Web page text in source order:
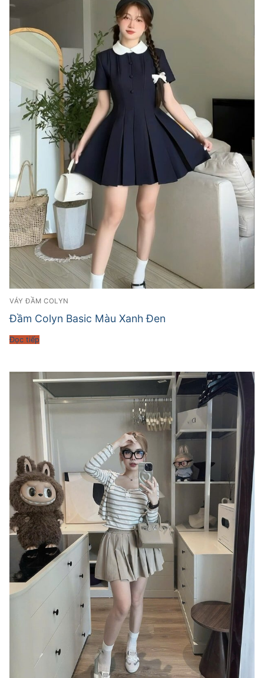
VÁY ĐẦM COLYN
Đầm Colyn Basic Màu Xanh Đen
Đọc tiếp